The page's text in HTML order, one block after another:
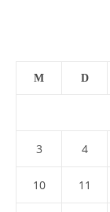
M D
3 4
10 11